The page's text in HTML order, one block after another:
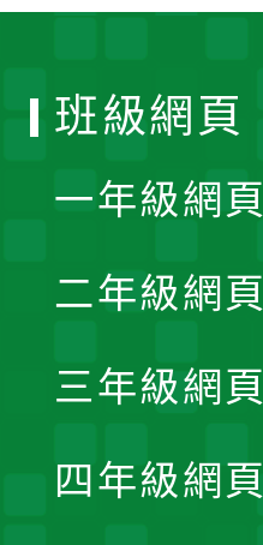
班級網頁
一年級網頁
二年級網頁
三年級網頁
四年級網頁